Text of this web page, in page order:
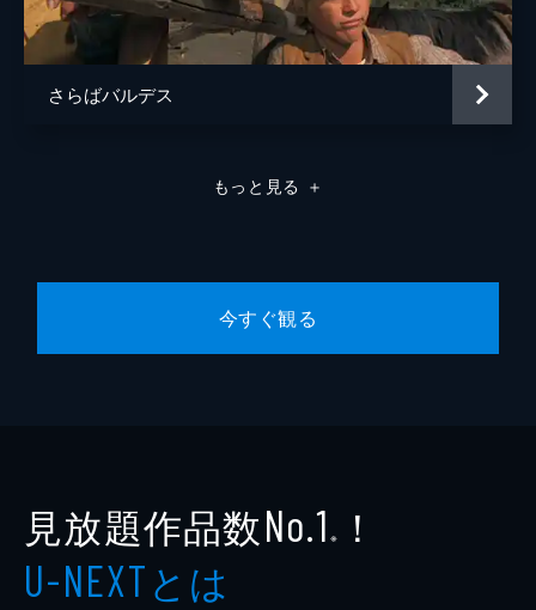
さらばバルデス
もっと見る ＋
今すぐ観る
見放題作品数No.1 ※ ！
U-NEXTとは